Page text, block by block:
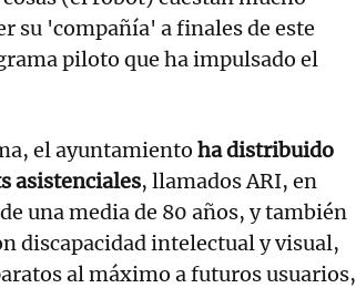
su 'compañía' a finales de este
piloto que ha impulsado el
el ayuntamiento ha distribuido
asistenciales, llamados ARI, en
una media de 80 años, y también
discapacidad intelectual y visual,
al máximo a futuros usuarios,